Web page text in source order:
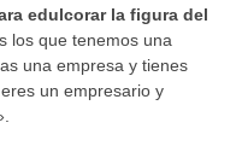
edulcorar la figura del
los que tenemos una
una empresa y tienes
un empresario y